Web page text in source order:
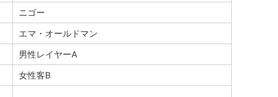
ニゴー
エマ・オールドマン
男性レイヤーA
女性客B